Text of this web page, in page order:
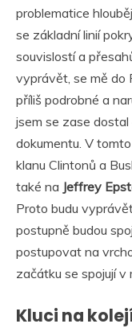
problematice
se základní linií
souvislostí a
vyprávět, se mě do
příliš podrobné a
jsem se zase
dokumentu. V
klanu Clintonů a
také na Jeffrey
Proto budu
postupně budou
postupovat na
začátku se spojují v
Kluci na